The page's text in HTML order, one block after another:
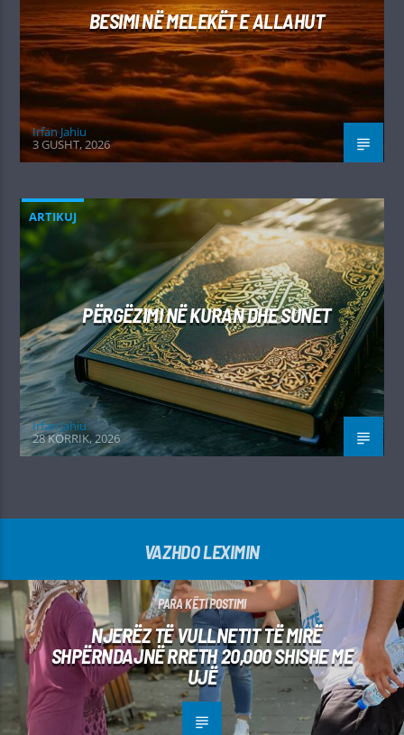
BESIMI NË MELEKËT E ALLAHUT
Irfan Jahiu
3 GUSHT, 2026
ARTIKUJ
PËRGËZIMI NË KURAN DHE SUNET
Irfan Jahiu
28 KORRIK, 2026
VAZHDO LEXIMIN
PARA KËTI POSTIMI
NJERËZ TË VULLNETIT TË MIRË
SHPËRNDAJNË RRETH 20,000 SHISHE ME
UJË